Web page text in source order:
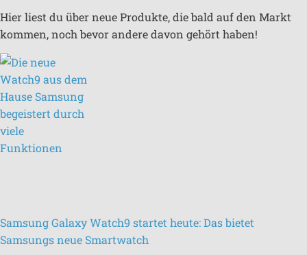
Hier liest du über neue Produkte, die bald auf den Markt
kommen, noch bevor andere davon gehört haben!
Samsung Galaxy Watch9 startet heute: Das bietet
Samsungs neue Smartwatch